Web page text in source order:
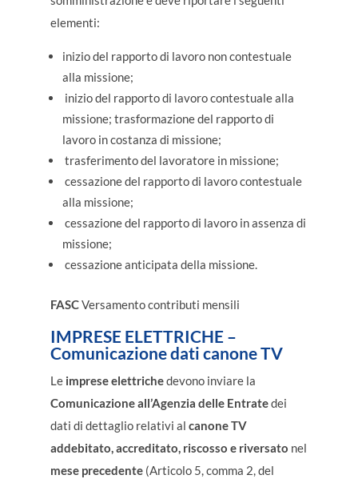
elementi:
inizio del rapporto di lavoro non contestuale
alla missione;
inizio del rapporto di lavoro contestuale alla
missione; trasformazione del rapporto di
lavoro in costanza di missione;
trasferimento del lavoratore in missione;
cessazione del rapporto di lavoro contestuale
alla missione;
cessazione del rapporto di lavoro in assenza di
missione;
cessazione anticipata della missione.
FASCVersamento contributi mensili
IMPRESE ELETTRICHE –
Comunicazione dati canone TV
Le imprese elettrichedevono inviare la
Comunicazione all’Agenzia delle Entratedei
dati di dettaglio relativi al canone TV
addebitato, accreditato, riscosso e riversato nel
mese precedente(Articolo 5, comma 2, del